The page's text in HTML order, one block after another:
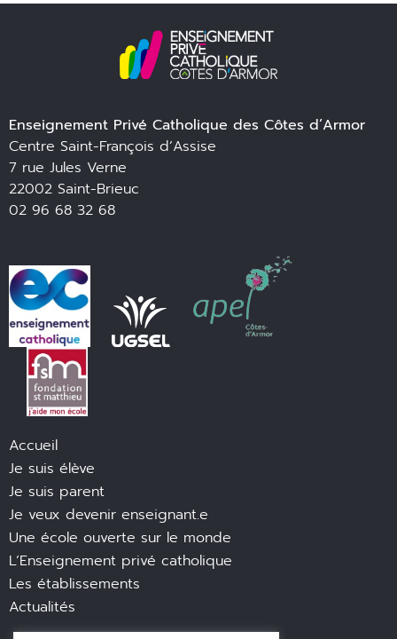
Enseignement Privé Catholique des Côtes d’Armor
Centre Saint-François d’Assise
7 rue Jules Verne
22002 Saint-Brieuc
02 96 68 32 68
Accueil
Je suis élève
Je suis parent
Je veux devenir enseignant.e
Une école ouverte sur le monde
L’Enseignement privé catholique
Les établissements
Actualités